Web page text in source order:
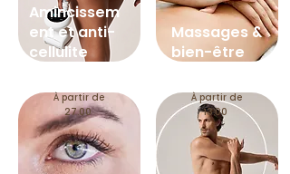
Amincissem
ent et anti-
cellulite
À partir de
27.00
Massages &
bien-être
À partir de
13.00